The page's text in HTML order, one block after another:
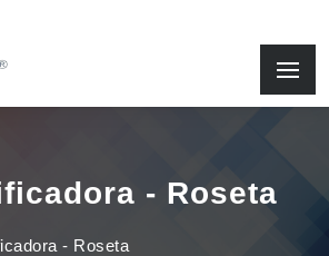
- Roseta
- Roseta